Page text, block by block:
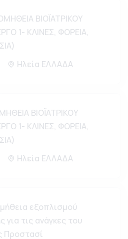
ΒΙΟΪΑΤΡΙΚΟΥ
1- ΚΛΙΝΕΣ, ΦΟΡΕΙΑ,
Ηλεία ΕΛΛΑΔΑ
ΒΙΟΪΑΤΡΙΚΟΥ
1- ΚΛΙΝΕΣ, ΦΟΡΕΙΑ,
Ηλεία ΕΛΛΑΔΑ
εξοπλισμού
τις ανάγκες του
Προστασί